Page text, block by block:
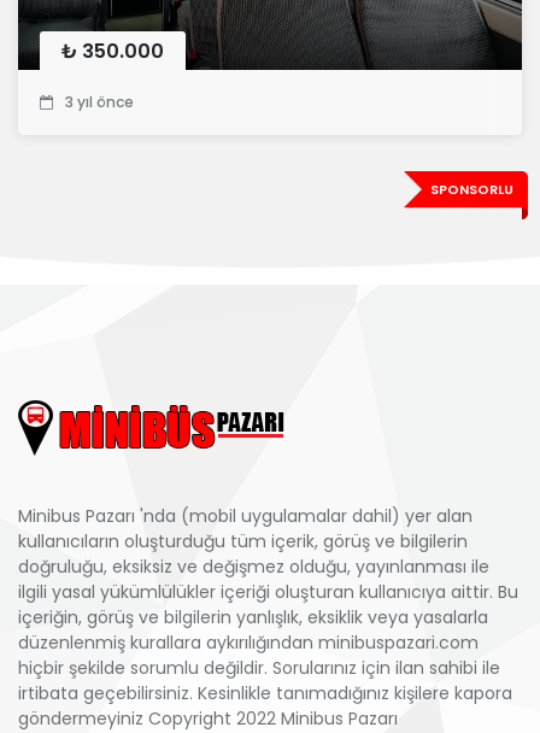
₺ 350.000
3 yıl önce
SPONSORLU
Minibus Pazarı 'nda (mobil uygulamalar dahil) yer alan
kullanıcıların oluşturduğu tüm içerik, görüş ve bilgilerin
doğruluğu, eksiksiz ve değişmez olduğu, yayınlanması ile
ilgili yasal yükümlülükler içeriği oluşturan kullanıcıya aittir. Bu
içeriğin, görüş ve bilgilerin yanlışlık, eksiklik veya yasalarla
düzenlenmiş kurallara aykırılığından minibuspazari.com
hiçbir şekilde sorumlu değildir. Sorularınız için ilan sahibi ile
irtibata geçebilirsiniz. Kesinlikle tanımadığınız kişilere kapora
göndermeyiniz Copyright 2022 Minibus Pazarı